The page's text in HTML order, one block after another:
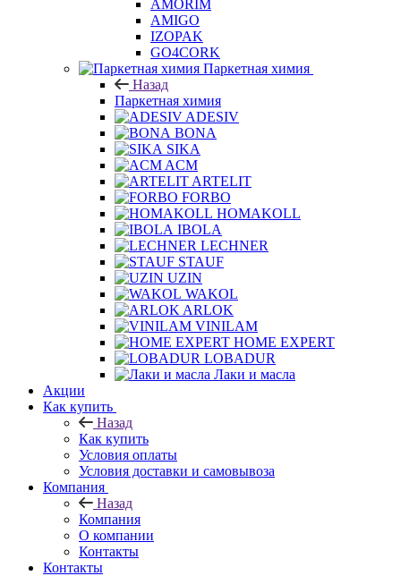
AMORIM
AMIGO
IZOPAK
GO4CORK
Паркетная химия
Назад
Паркетная химия
ADESIV
BONA
SIKA
ACM
ARTELIT
FORBO
HOMAKOLL
IBOLA
LECHNER
STAUF
UZIN
WAKOL
ARLOK
VINILAM
HOME EXPERT
LOBADUR
Лаки и масла
Акции
Как купить
Назад
Как купить
Условия оплаты
Условия доставки и самовывоза
Компания
Назад
Компания
О компании
Контакты
Контакты